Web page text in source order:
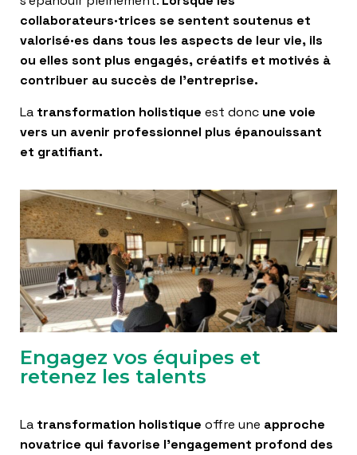
collaborateurs·trices se sentent soutenus et
valorisé·es dans tous les aspects de leur vie, ils
ou elles sont plus engagés, créatifs et motivés à
contribuer au succès de l’entreprise.
La transformation holistique est donc une voie
vers un avenir professionnel plus épanouissant
et gratifiant.
Engagez vos équipes et
retenez les talents
La transformation holistique offre une approche
novatrice qui favorise l’engagement profond des